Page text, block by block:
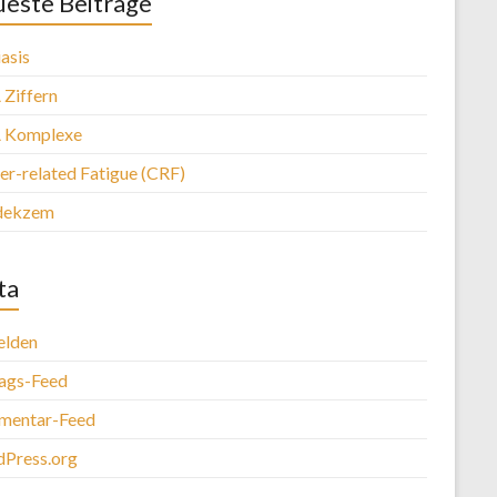
Ziffern
Komplexe
related Fatigue (CRF)
Feed
Feed